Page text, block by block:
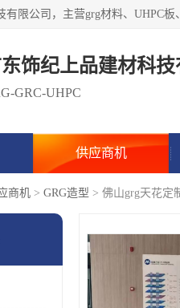
饰纪上品建材科技
GRC-UHPC
供应商机
商机 > GRG造型 > 佛山grg天花定